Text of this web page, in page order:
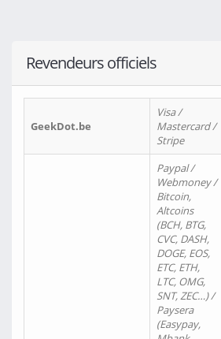
Revendeurs officiels
GeekDot.be
Visa /
Mastercard /
Stripe
Paypal /
Webmoney /
Bitcoin,
Altcoins
(BCH, BTG,
CVC, DASH,
DOGE, EOS,
ETC, ETH,
LTC, OMG,
SNT, ZEC…) /
Paysera
(Easypay,